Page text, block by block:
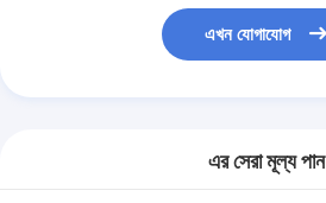
এখন যোগাযোগ
এর সেরা মূল্য পান